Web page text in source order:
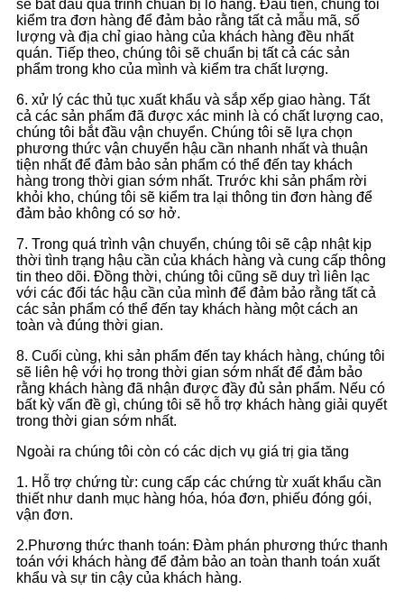
sẽ bắt đầu quá trình chuẩn bị lô hàng. Đầu tiên, chúng tôi
kiểm tra đơn hàng để đảm bảo rằng tất cả mẫu mã, số
lượng và địa chỉ giao hàng của khách hàng đều nhất
quán. Tiếp theo, chúng tôi sẽ chuẩn bị tất cả các sản
phẩm trong kho của mình và kiểm tra chất lượng.
6. xử lý các thủ tục xuất khẩu và sắp xếp giao hàng. Tất
cả các sản phẩm đã được xác minh là có chất lượng cao,
chúng tôi bắt đầu vận chuyển. Chúng tôi sẽ lựa chọn
phương thức vận chuyển hậu cần nhanh nhất và thuận
tiện nhất để đảm bảo sản phẩm có thể đến tay khách
hàng trong thời gian sớm nhất. Trước khi sản phẩm rời
khỏi kho, chúng tôi sẽ kiểm tra lại thông tin đơn hàng để
đảm bảo không có sơ hở.
7. Trong quá trình vận chuyển, chúng tôi sẽ cập nhật kịp
thời tình trạng hậu cần của khách hàng và cung cấp thông
tin theo dõi. Đồng thời, chúng tôi cũng sẽ duy trì liên lạc
với các đối tác hậu cần của mình để đảm bảo rằng tất cả
các sản phẩm có thể đến tay khách hàng một cách an
toàn và đúng thời gian.
8. Cuối cùng, khi sản phẩm đến tay khách hàng, chúng tôi
sẽ liên hệ với họ trong thời gian sớm nhất để đảm bảo
rằng khách hàng đã nhận được đầy đủ sản phẩm. Nếu có
bất kỳ vấn đề gì, chúng tôi sẽ hỗ trợ khách hàng giải quyết
trong thời gian sớm nhất.
Ngoài ra chúng tôi còn có các dịch vụ giá trị gia tăng
1. Hỗ trợ chứng từ: cung cấp các chứng từ xuất khẩu cần
thiết như danh mục hàng hóa, hóa đơn, phiếu đóng gói,
vận đơn.
2.Phương thức thanh toán: Đàm phán phương thức thanh
toán với khách hàng để đảm bảo an toàn thanh toán xuất
khẩu và sự tin cậy của khách hàng.